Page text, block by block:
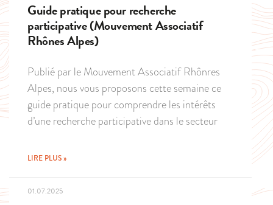
Guide pratique pour recherche
participative (Mouvement Associatif
Rhônes Alpes)
Publié par le Mouvement Associatif Rhônres
Alpes, nous vous proposons cette semaine ce
guide pratique pour comprendre les intérêts
d’une recherche participative dans le secteur
LIRE PLUS »
01.07.2025